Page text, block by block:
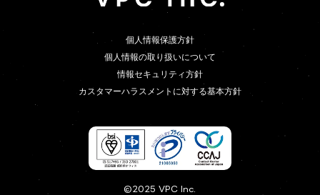
個人情報保護方針
個人情報保護方針
個人情報の取り扱いについて
個人情報の取り扱いについて
情報セキュリティ方針
情報セキュリティ方針
カスタマーハラスメントに対する基本方針
カスタマーハラスメントに対する基本方針
©2025 VPC Inc.